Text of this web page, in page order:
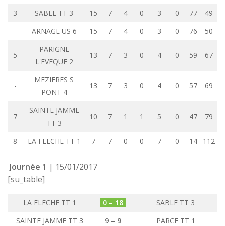
3
SABLE TT 3 15 7 4 0 3 0 77
49
-
ARNAGE US 6 15 7 4 0 3 0 76 50
5
PARIGNE
L'EVEQUE 2
13 7 3 0 4 0 59 67
-
MEZIERES S
PONT 4
13 7 3 0 4 0 57 69
7
SAINTE JAMME
TT 3
10 7 1 1 5 0 47 79
8 LA FLECHE TT 1 7 7 0 0 7 0 14 112
Journée 1 | 15/01/2017
[su_table]
LA FLECHE TT 1 0 – 18
SABLE TT 3
SAINTE JAMME TT 3
9 – 9
PARCE TT 1